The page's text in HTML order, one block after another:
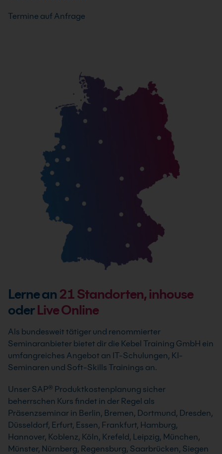
Termine auf Anfrage
Lerne an 21Standorten, inhouse
oderLive Online
Als bundesweit tätiger und renommierter
Seminaranbieter bietet dir die Kebel Training GmbH ein
umfangreiches Angebot an IT-Schulungen, KI-
Seminaren und Soft-Skills Trainings an.
Unser SAP® Produktkostenplanung sicher
beherrschen Kurs findet in der Regel als
Präsenzseminar in Berlin, Bremen, Dortmund, Dresden,
Düsseldorf, Erfurt, Essen, Frankfurt, Hamburg,
Hannover, Koblenz, Köln, Krefeld, Leipzig, München,
Münster, Nürnberg, Regensburg, Saarbrücken, Siegen